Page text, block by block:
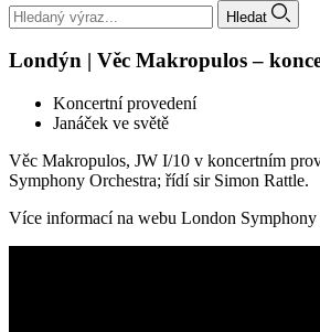
Hledat
Londýn | Věc Makropulos –
Koncertní provedení
Janáček ve světě
Věc Makropulos, JW I/10 v koncertním
Symphony Orchestra; řídí sir Simon Rattle.
Více informací na webu London Symphony